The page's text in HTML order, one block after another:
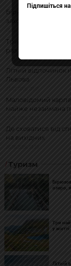
Бірюзова вода й
заховалося озеро,
Три
раз у житті
31.07.2026, 14:16
Літній відпочинок
Львова
Маловідомий
майже незаймана
Де сховатися від
на вихідних
Туризм
озеро,
Три
у житті
Літній
Підпишіться